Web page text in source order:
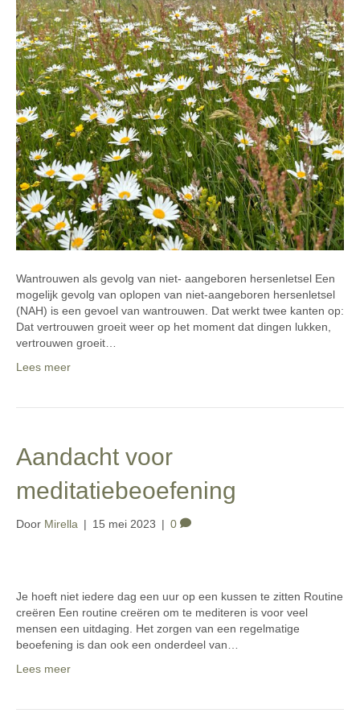
Wantrouwen als gevolg van niet- aangeboren hersenletsel Een
mogelijk gevolg van oplopen van niet-aangeboren hersenletsel
(NAH) is een gevoel van wantrouwen. Dat werkt twee kanten op:
Dat vertrouwen groeit weer op het moment dat dingen lukken,
vertrouwen groeit…
Lees meer
Aandacht voor
meditatiebeoefening
Door Mirella | 15 mei 2023 | 0
Je hoeft niet iedere dag een uur op een kussen te zitten Routine
creëren Een routine creëren om te mediteren is voor veel
mensen een uitdaging. Het zorgen van een regelmatige
beoefening is dan ook een onderdeel van…
Lees meer